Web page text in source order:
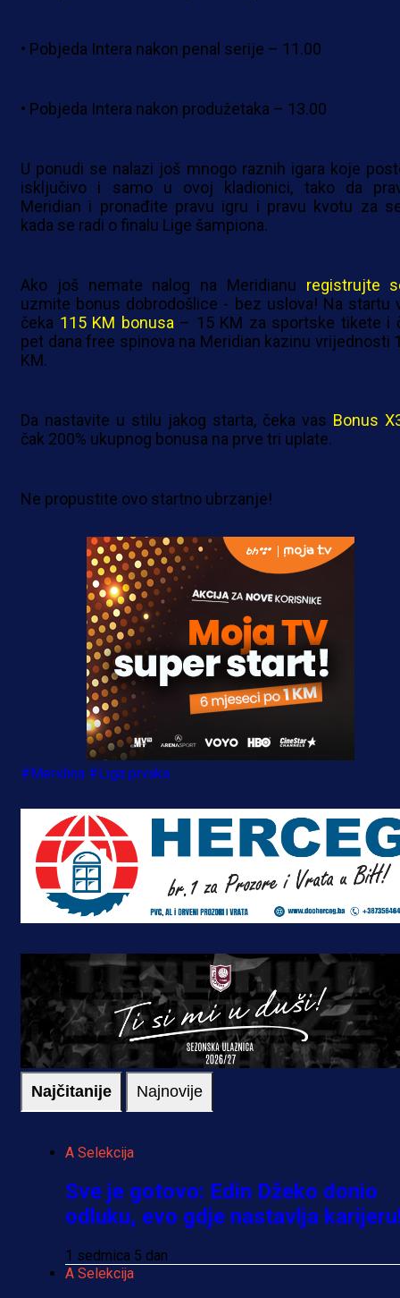
• Pobjeda Intera nakon penal serije – 11.00
• Pobjeda Intera nakon produžetaka – 13.00
U ponudi se nalazi još mnogo raznih igara koje
isključivo i samo u ovoj kladionici, tako da
Meridian i pronađite pravu igru i pravu kvotu za
kada se radi o finalu Lige šampiona.
Ako još nemate nalog na Meridianu registrujte
uzmite bonus dobrodošlice - bez uslova! Na startu
čeka 115 KM bonusa– 15 KM za sportske tikete i
pet dana free spinova na Meridian kazinu vrijednosti
KM.
Da nastavite u stilu jakog starta, čeka vas Bonus
čak 200% ukupnog bonusa na prve tri uplate.
Ne propustite ovo startno ubrzanje!
#Meridina #Liga prvaka
Najčitanije Najnovije
A Selekcija
Sve je gotovo: Edin Džeko donio
odluku, evo gdje nastavlja
1 sedmica 5 dan
A Selekcija